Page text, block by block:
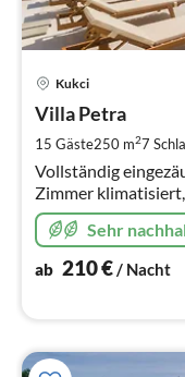
Kukci
Villa Petra
15 Gäste250 m27
Vollständig
Zimmer
Schlafzimmer, 6
Sehr
ab 210€/ Nacht